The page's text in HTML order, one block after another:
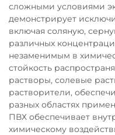
сложными условиями
демонстрирует
включая соляную,
различных
незаменимым в
стойкость
растворы, солевые
растворители,
разных областях
ПВХ обеспечивает
химическому